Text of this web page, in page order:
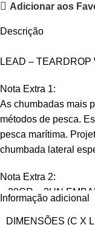
Adicionar aos
Descrição
LEAD – TEARDROP
Nota Extra 1:
As chumbadas mais
métodos de pesca.
pesca marítima.
chumbada lateral
Nota Extra 2:
– 20GR – 2UN
– 30GR – 2UN
– 40GR – 1UN
Informação adicional
DIMENSÕES (C X